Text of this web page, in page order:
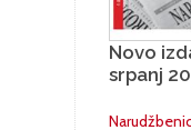
Novo
srpanj